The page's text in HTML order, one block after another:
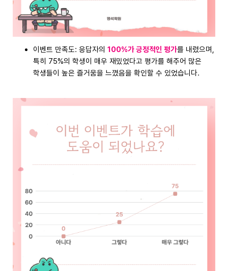
이벤트 만족도: 응답자의 100%가 긍정적인 평가를 내렸으며,
특히 75%의 학생이 매우 재밌었다고 평가를 해주어 많은
학생들이 높은 즐거움을 느꼈음을 확인할 수 있었습니다.